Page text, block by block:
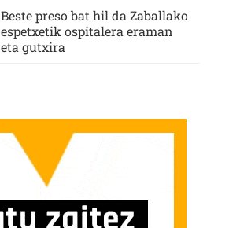
Beste preso bat hil da Zaballako
espetxetik ospitalera eraman
eta gutxira